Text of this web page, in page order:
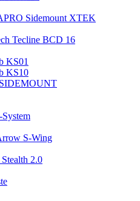
Sidemount XTEK
Tecline BCD 16
KS01
KS10
S-Wing
2.0